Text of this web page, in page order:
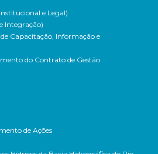
e Legal)
Integração)
Capacitação, Informação e
do Contrato de Gestão
de Ações